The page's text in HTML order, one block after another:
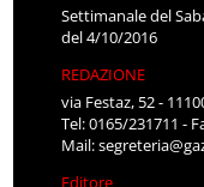
Settimanale del
del 4/10/2016
REDAZIONE
via Festaz, 52 -
Tel: 0165/231711 -
Mail:
Editore